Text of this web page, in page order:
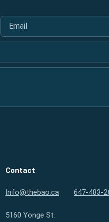
Email
Contact
Info@thebao.ca 647-483-
5160 Yonge St.